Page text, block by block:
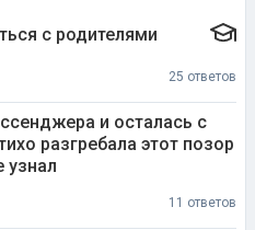
с родителями
25 ответов
и осталась с
разгребала этот позор
узнал
11 ответов